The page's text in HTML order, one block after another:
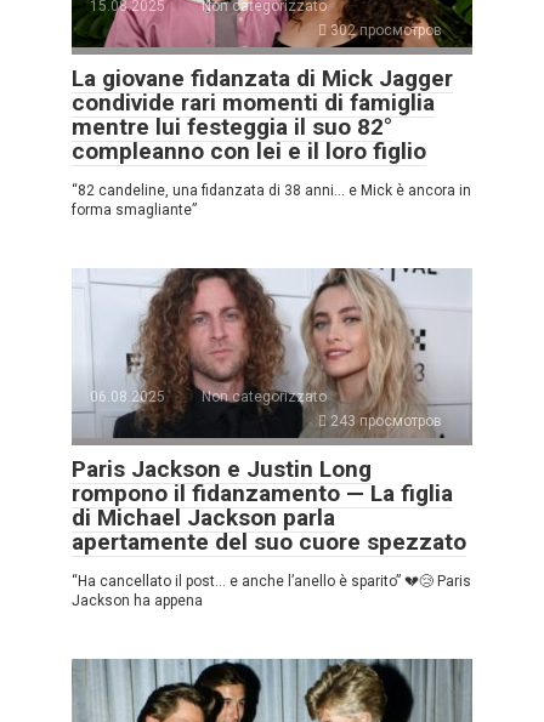
15.08.2025
Non categorizzato
302 просмотров
La giovane fidanzata di Mick Jagger
condivide rari momenti di famiglia
mentre lui festeggia il suo 82°
compleanno con lei e il loro figlio
“82 candeline, una fidanzata di 38 anni… e Mick è ancora in
forma smagliante”
06.08.2025
Non categorizzato
243 просмотров
Paris Jackson e Justin Long
rompono il fidanzamento — La figlia
di Michael Jackson parla
apertamente del suo cuore spezzato
“Ha cancellato il post… e anche l’anello è sparito” 💔😢 Paris
Jackson ha appena